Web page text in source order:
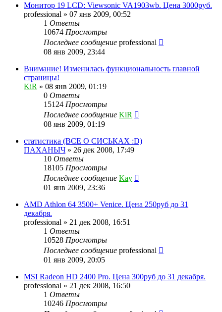
Монитор 19 LCD: Viewsonic VA1903wb. Цена 3000руб.
professional » 07 янв 2009, 00:52
1 Ответы
10674 Просмотры
Последнее сообщение professional
08 янв 2009, 23:44
Внимание! Изменилась функциональность главной
страницы!
KiR » 08 янв 2009, 01:19
0 Ответы
15124 Просмотры
Последнее сообщение KiR
08 янв 2009, 01:19
статистика (ВСЕ О СИСЬКАХ :D)
ПАХАНЫЧ » 26 дек 2008, 17:49
10 Ответы
18105 Просмотры
Последнее сообщение Kay
01 янв 2009, 23:36
AMD Athlon 64 3500+ Venice. Цена 250руб до 31
декабря.
professional » 21 дек 2008, 16:51
1 Ответы
10528 Просмотры
Последнее сообщение professional
01 янв 2009, 20:05
MSI Radeon HD 2400 Pro. Цена 300руб до 31 декабря.
professional » 21 дек 2008, 16:50
1 Ответы
10246 Просмотры